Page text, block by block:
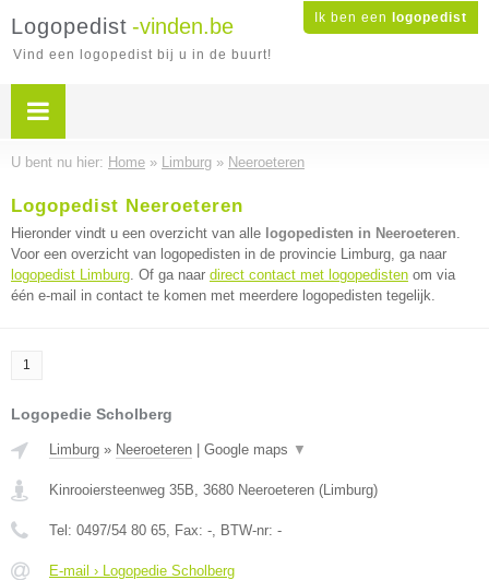
Ik ben een logopedist
Logopedist -vinden.be
Vind een logopedist bij u in de buurt!
U bent nu hier: Home » Limburg » Neeroeteren
Logopedist Neeroeteren
Hieronder vindt u een overzicht van alle logopedisten in Neeroeteren.
Voor een overzicht van logopedisten in de provincie Limburg, ga naar
logopedist Limburg. Of ga naar direct contact met logopedisten om via
één e-mail in contact te komen met meerdere logopedisten tegelijk.
1
Logopedie Scholberg
Limburg » Neeroeteren Google maps ▼
Kinrooiersteenweg 35B, 3680 Neeroeteren (Limburg)
Tel: 0497/54 80 65, Fax: -, BTW-nr: -
E-mail › Logopedie Scholberg